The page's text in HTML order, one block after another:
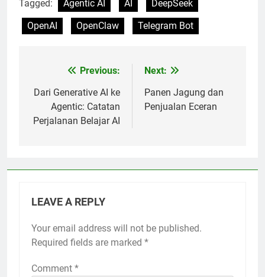
Tagged: Agentic AI AI
DeepSeek
OpenAI
OpenClaw Telegram Bot
navigation
Previous:
Dari Generative AI ke
Agentic: Catatan
Perjalanan Belajar AI
Next:
Panen Jagung dan
Penjualan Eceran
LEAVE A REPLY
Your email address will not be published.
Required fields are marked *
Comment *